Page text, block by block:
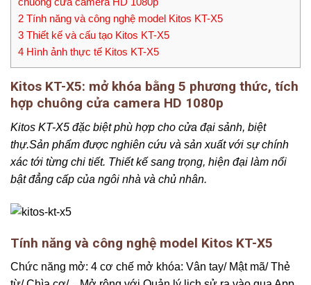
2 Tính năng và công nghệ model Kitos KT-X5
3 Thiết kế và cấu tạo Kitos KT-X5
4 Hình ảnh thực tế Kitos KT-X5
Kitos KT-X5: mở khóa bằng 5 phương thức, tích
hợp chuông cửa camera HD 1080p
Kitos KT-X5 đặc biệt phù hợp cho cửa đại sảnh, biệt
thự.Sản phẩm được nghiên cứu và sản xuất với sự chính
xác tới từng chi tiết. Thiết kế sang trọng, hiện đại làm nổi
bật đẳng cấp của ngôi nhà và chủ nhân.
Tính năng và công nghệ model Kitos KT-X5
Chức năng mở: 4 cơ chế mở khóa: Vân tay/ Mật mã/ Thẻ